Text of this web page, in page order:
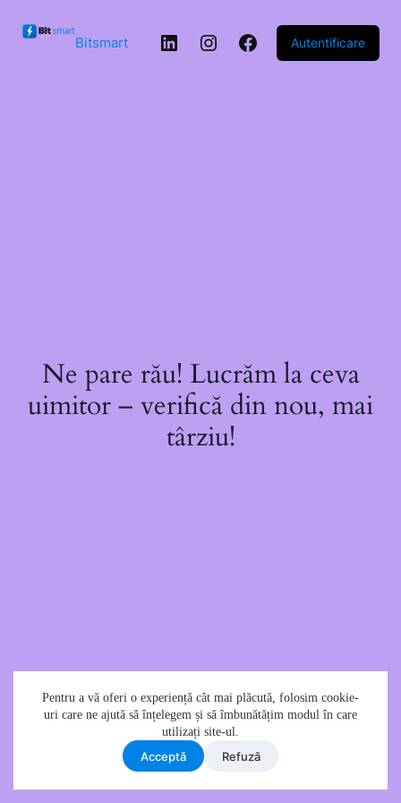
conținut
Pentru a vă oferi o experiență cât mai plăcută, folosim cookie-
uri care ne ajută să înțelegem și să îmbunătățim modul în care
utilizați site-ul.
Acceptǎ Refuzǎ
Bitsmart LinkedInInstagram
Facebook
Autentificare
Ne pare rău! Lucrăm la ceva
uimitor – verifică din nou, mai
târziu!